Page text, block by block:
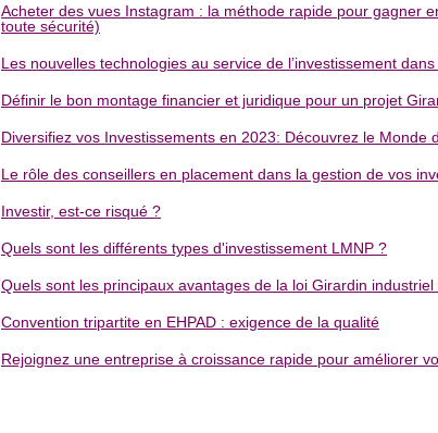
Acheter des vues Instagram : la méthode rapide pour gagner
toute sécurité)
Les nouvelles technologies au service de l’investissement dans
Définir le bon montage financier et juridique pour un projet
Diversifiez vos Investissements en 2023: Découvrez le Monde
Le rôle des conseillers en placement dans la gestion de vos
Investir, est-ce risqué ?
Quels sont les différents types d'investissement LMNP ?
Quels sont les principaux avantages de la loi Girardin
Convention tripartite en EHPAD : exigence de la qualité
Rejoignez une entreprise à croissance rapide pour améliorer